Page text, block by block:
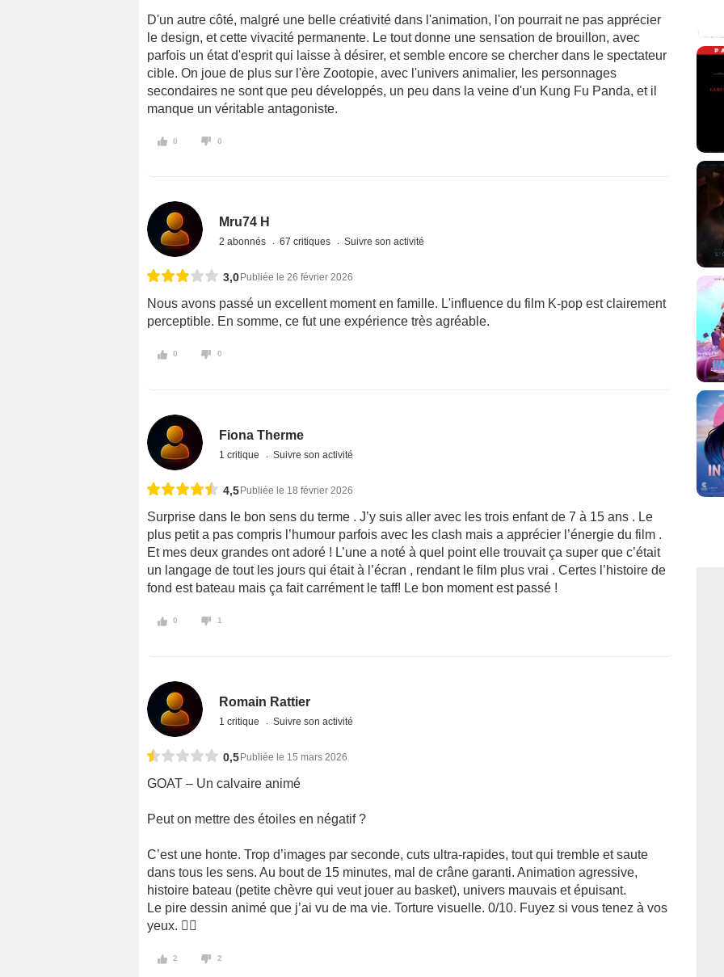
D'un autre côté, malgré une belle créativité dans l'animation, l'on pourrait ne pas apprécier
le design, et cette vivacité permanente. Le tout donne une sensation de brouillon, avec
parfois un état d'esprit qui laisse à désirer, et semble encore se chercher dans le spectateur
cible. On joue de plus sur l'ère Zootopie, avec l'univers animalier, les personnages
secondaires ne sont que peu développés, un peu dans la veine d'un Kung Fu Panda, et il
manque un véritable antagoniste.
0 0
Mru74 H
2 abonnés 67 critiques Suivre son activité
3,0 Publiée le 26 février 2026
Nous avons passé un excellent moment en famille. L'influence du film K-pop est clairement
perceptible. En somme, ce fut une expérience très agréable.
0 0
Fiona Therme
1 critique Suivre son activité
4,5 Publiée le 18 février 2026
Surprise dans le bon sens du terme . J’y suis aller avec les trois enfant de 7 à 15 ans . Le
plus petit a pas compris l’humour parfois avec les clash mais a apprécier l’énergie du film .
Et mes deux grandes ont adoré ! L’une a noté à quel point elle trouvait ça super que c’était
un langage de tout les jours qui était à l’écran , rendant le film plus vrai . Certes l’histoire de
fond est bateau mais ça fait carrément le taff! Le bon moment est passé !
0 1
Romain Rattier
1 critique Suivre son activité
0,5 Publiée le 15 mars 2026
GOAT – Un calvaire animé
Peut on mettre des étoiles en négatif ?
C’est une honte. Trop d’images par seconde, cuts ultra-rapides, tout qui tremble et saute
dans tous les sens. Au bout de 15 minutes, mal de crâne garanti. Animation agressive,
histoire bateau (petite chèvre qui veut jouer au basket), univers mauvais et épuisant.
Le pire dessin animé que j’ai vu de ma vie. Torture visuelle. 0/10. Fuyez si vous tenez à vos
yeux. ‍
2 2